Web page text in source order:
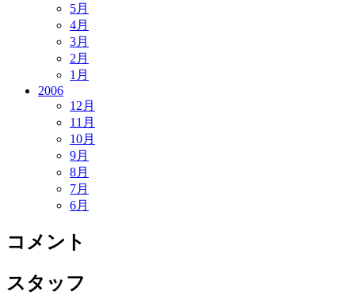
5月
4月
3月
2月
1月
2006
12月
11月
10月
9月
8月
7月
6月
コメント
スタッフ